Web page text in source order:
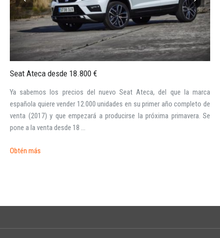
INICIAR SESIÓN
¿Ha olvidado la contraseña?
Seat Ateca desde 18.800 €
Ya sabemos los precios del nuevo Seat Ateca, del que la marca
española quiere vender 12.000 unidades en su primer año completo de
venta (2017) y que empezará a producirse la próxima primavera. Se
pone a la venta desde 18 ...
Obtén más